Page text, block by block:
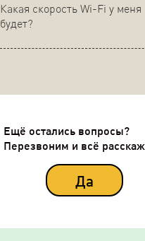
Какая скорость Wi-Fi у меня
будет?
Ещё остались вопросы?
Перезвоним и всё
Да